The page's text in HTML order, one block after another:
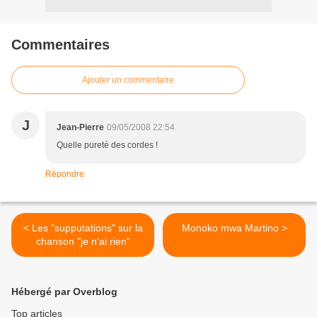
Commentaires
Ajouter un commentaire
J Jean-Pierre 09/05/2008 22:54
Quelle pureté des cordes !
Répondre
< Les "supputations" sur la
chanson "je n'ai rien"
Monoko mwa Martino >
Hébergé par Overblog
Top articles